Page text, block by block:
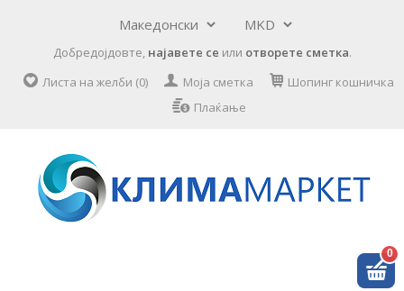
Добредојдовте, најавете се или отворете сметка.
Листа на желби (0)
Моја сметка
Шопинг кошничка
Плаќање
0